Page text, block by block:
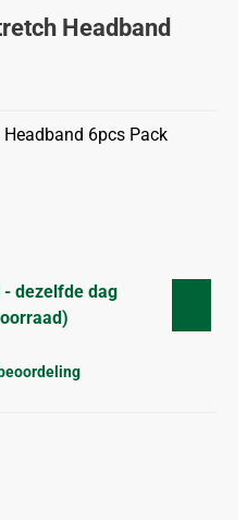
Headband
dezelfde dag